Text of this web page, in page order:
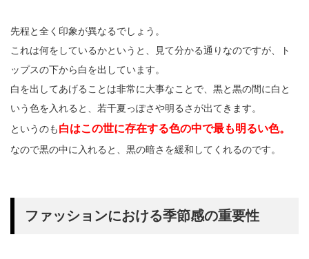
先程と全く印象が異なるでしょう。
これは何をしているかというと、見て分かる通りなのですが、ト
ップスの下から白を出しています。
白を出してあげることは非常に大事なことで、黒と黒の間に白と
いう色を入れると、若干夏っぽさや明るさが出てきます。
というのも白はこの世に存在する色の中で最も明るい色。
なので黒の中に入れると、黒の暗さを緩和してくれるのです。
ファッションにおける季節感の重要性